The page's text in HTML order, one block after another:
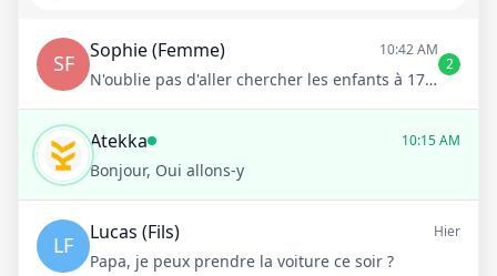
SF Sophie (Femme) 10:42 AM
N'oublie pas d'aller chercher les enfants à 17h !
2
Atekka 10:15 AM
Bonjour, Oui allons-y
LF Lucas (Fils) Hier
Papa, je peux prendre la voiture ce soir ?